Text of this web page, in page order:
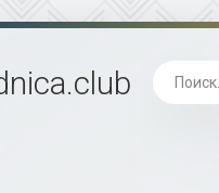
.club